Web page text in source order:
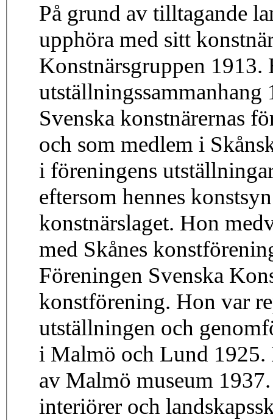
På grund av tilltagande
upphöra med sitt
Konstnärsgruppen 1913.
utställningssammanhang
Svenska konstnärernas
och som medlem i
i föreningens
eftersom hennes
konstnärslaget. Hon
med Skånes
Föreningen Svenska
konstförening. Hon var
utställningen och
i Malmö och Lund 1925.
av Malmö museum
interiörer och